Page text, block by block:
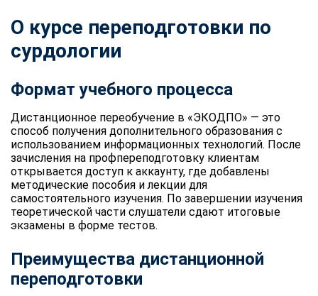
О курсе переподготовки по
сурдологии
Формат учебного процесса
Дистанционное переобучение в «ЭКОДПО» — это
способ получения дополнительного образования с
использованием информационных технологий. После
зачисления на профпереподготовку клиентам
открывается доступ к аккаунту, где добавлены
методические пособия и лекции для
самостоятельного изучения. По завершении изучения
теоретической части слушатели сдают итоговые
экзамены в форме тестов.
Преимущества дистанционной
переподготовки